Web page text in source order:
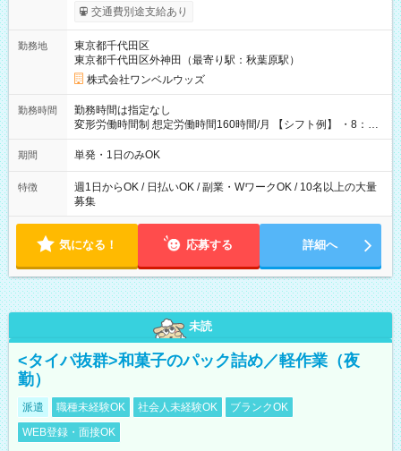
いOK！（規定あり） ┗働いたその日に現金GET♪ お仕事後はコ
ンビニATMから 日払い分を引き落とせます！ 【試用期間】試
交通費別途支給あり
勤務地
東京都千代田区
東京都千代田区外神田（最寄り駅：秋葉原駅）
株式会社ワンベルウッズ
勤務時間
勤務時間は指定なし
変形労働時間制 想定労働時間160時間/月 【シフト例】 ・8：00
～21：00
期間 単発・1日のみOK
特徴
週1日からOK / 日払いOK / 副業・WワークOK / 10名以上の大量
募集
気になる！ 応募する 詳細へ
未読
<タイパ抜群>和菓子のパック詰め／軽作業（夜
勤）
派遣 職種未経験OK 社会人未経験OK
ブランクOK
WEB登録・面接OK